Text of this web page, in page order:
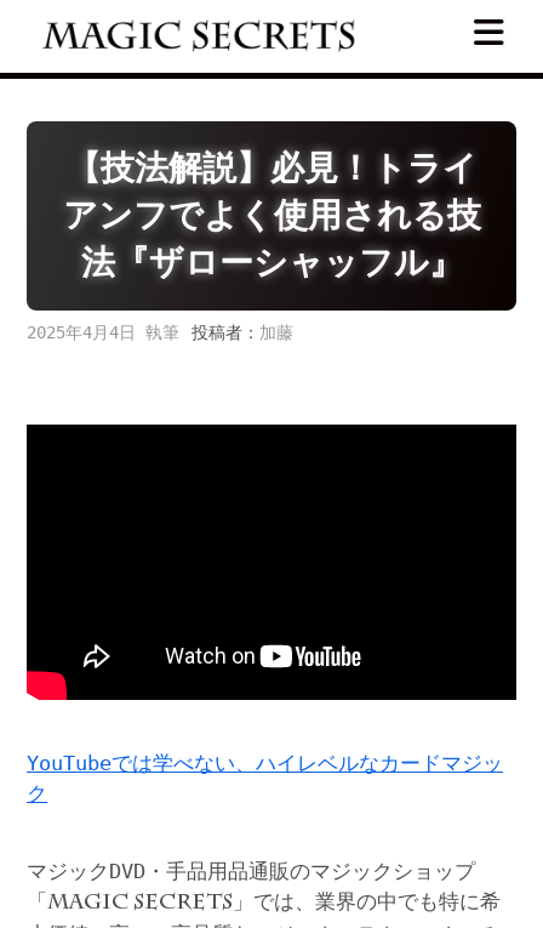
【技法解説】必見！トライ
アンフでよく使用される技
法『ザローシャッフル』
2025年4月4日 投稿者： 加藤
YouTubeでは学べない、ハイレベルなカードマジッ
ク
マジックDVD・手品用品通販のマジックショップ
「 MAGIC SECRETS 」では、業界の中でも特に希